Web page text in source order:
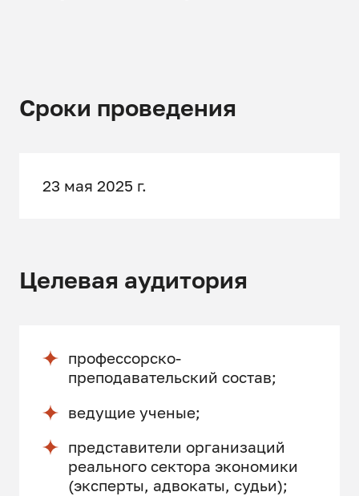
Сроки проведения
23 мая 2025 г.
Целевая аудитория
профессорско-
преподавательский состав;
ведущие ученые;
представители организаций
реального сектора экономики
(эксперты, адвокаты, судьи);